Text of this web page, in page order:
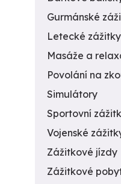
Gurmánské
Letecké zážitky
Masáže a
Povolání na
Simulátory
Sportovní
Vojenské
Zážitkové jízdy
Zážitkové